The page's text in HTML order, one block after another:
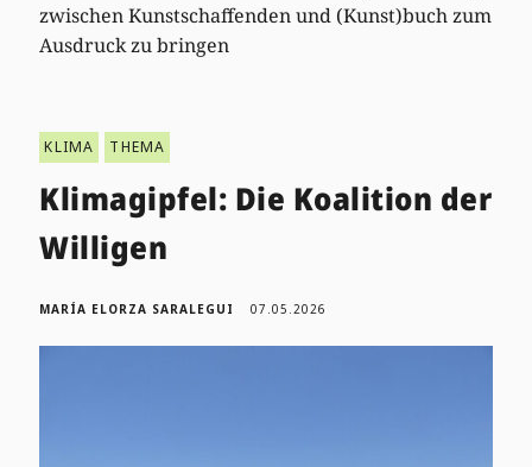
zwischen Kunstschaffenden und (Kunst)buch zum
Ausdruck zu bringen
KLIMA THEMA
Klimagipfel: Die Koalition der
Willigen
MARÍA ELORZA SARALEGUI 07.05.2026